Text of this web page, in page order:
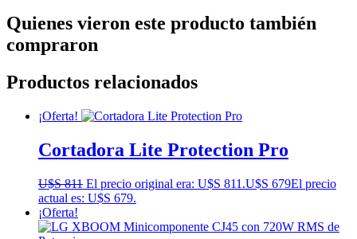
Quienes vieron este producto también
compraron
Productos relacionados
¡Oferta!
Cortadora Lite Protection Pro
U$S811 El precio original era: U$S 811.U$S 679El precio
actual es: U$S 679.
¡Oferta!